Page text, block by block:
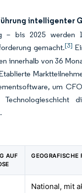
intelligenter
– bis 2025 werden
gemacht.[3]
innerhalb von 36
um
AUF
GEOGRAFISCHE
National, mit